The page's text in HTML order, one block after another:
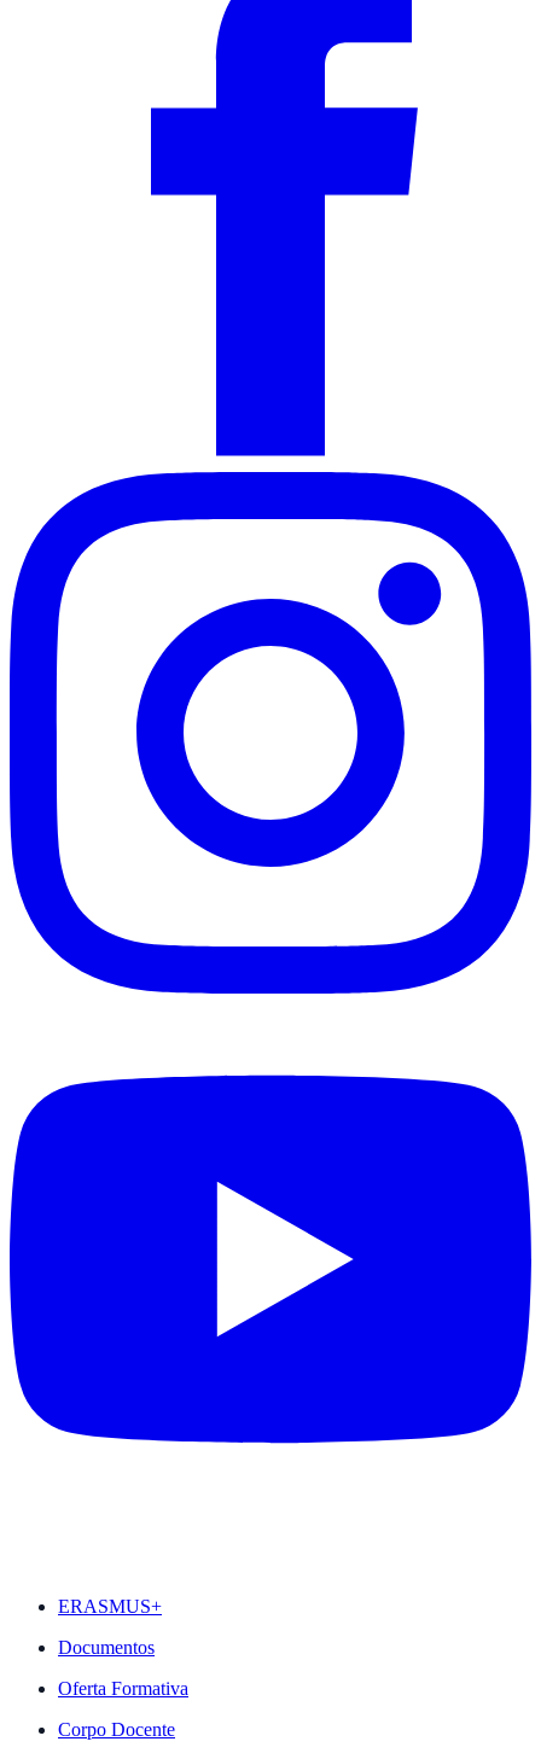
ERASMUS+
Documentos
Oferta Formativa
Corpo Docente